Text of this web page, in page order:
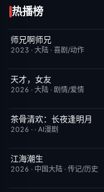
热播榜
更新至第153集
师兄啊师兄
2023 · 大陆 · 喜剧/动作
更新至第18集
天才，女友
2026 · 大陆 · 剧情/爱情
完结
茶骨清欢：长夜逢明月
2026 · · AI漫剧
更新至第28集
江海潮生
2026 · 中国大陆 · 传记/历史